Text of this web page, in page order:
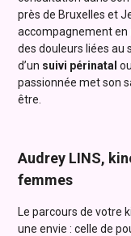
près de Bruxelles et
accompagnement en
des douleurs liées au
d’un suivi périnatal
passionnée met son
être.
Audrey LINS,
femmes
Le parcours de votre
une envie : celle de